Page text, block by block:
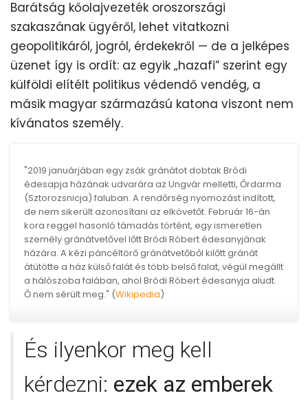
Barátság kőolajvezeték oroszországi
szakaszának ügyéről, lehet vitatkozni
geopolitikáról, jogról, érdekekről — de a jelképes
üzenet így is ordít: az egyik „hazafi” szerint egy
külföldi elítélt politikus védendő vendég, a
másik magyar származású katona viszont nem
kívánatos személy.
"2019 januárjában egy zsák gránátot dobtak Bródi
édesapja házának udvarára az Ungvár melletti, Őrdarma
(Sztorozsnicja) faluban. A rendőrség nyomozást indított,
de nem sikerült azonosítani az elkövetőt. Február 16-án
kora reggel hasonló támadás történt, egy ismeretlen
személy gránátvetővel lőtt Bródi Róbert édesanyjának
házára. A kézi páncéltörő gránátvetőből kilőtt gránát
átütötte a ház külső falát és több belső falat, végül megállt
a hálószoba falában, ahol Bródi Róbert édesanyja aludt.
Ő nem sérült meg." (Wikipedia)
És ilyenkor meg kell
kérdezni: ezek az emberek